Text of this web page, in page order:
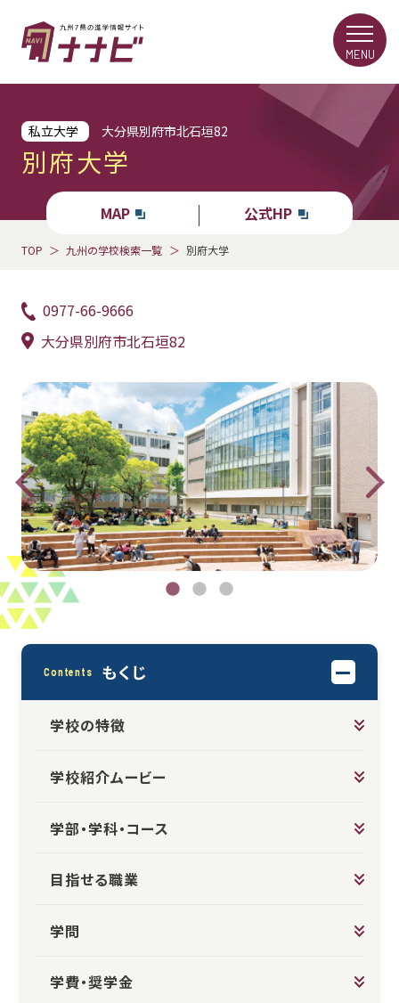
私立大学 大分県別府市北石垣82
別府大学
MAP 公式HP
TOP 九州の学校検索一覧 別府大学
0977-66-9666
大分県別府市北石垣82
Contents もくじ
学校の特徴
学校紹介ムービー
学部・学科・コース
目指せる職業
学問
学費・奨学金
MENU